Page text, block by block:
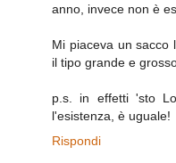
anno, invece non è
Mi piaceva un sacco
il tipo grande e
p.s. in effetti 'sto
l'esistenza, è uguale!
Rispondi